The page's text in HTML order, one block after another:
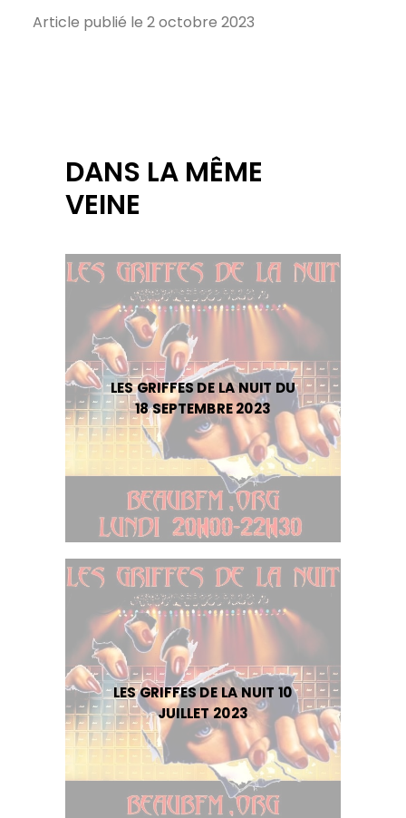
Article publié le 2 octobre 2023
DANS LA MÊME
VEINE
LES GRIFFES DE LA NUIT DU
18 SEPTEMBRE 2023
LES GRIFFES DE LA NUIT 10
JUILLET 2023